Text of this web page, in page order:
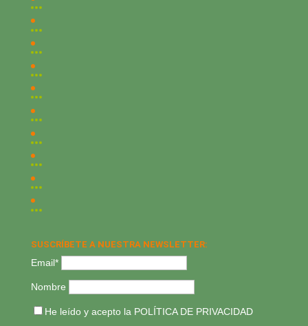
SUSCRÍBETE A NUESTRA NEWSLETTER:
Email*
Nombre
He leído y acepto la POLÍTICA DE PRIVACIDAD